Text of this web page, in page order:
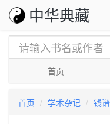
中华典藏
首页
首页 学术杂记 钱谱